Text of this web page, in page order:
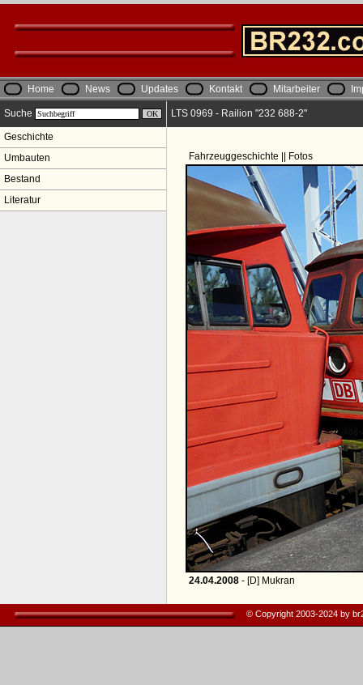
Home News Updates Kontakt Mitarbeiter
Suche
Geschichte
Umbauten
Bestand
Literatur
LTS 0969 - Railion "232 688-2"
Fahrzeuggeschichte || Fotos
24.04.2008- [D] Mukran
© Copyright 2003-2024 by